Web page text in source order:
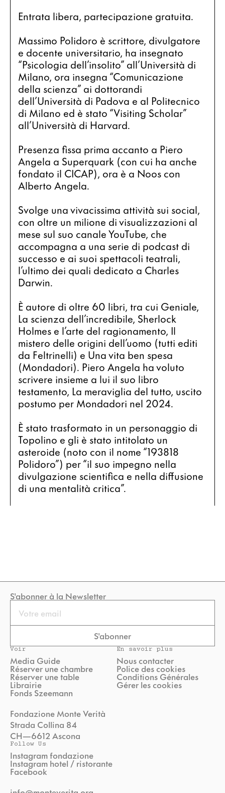
Entrata libera, partecipazione gratuita.
Massimo Polidoro è scrittore, divulgatore
e docente universitario, ha insegnato
“Psicologia dell’insolito” all’Università di
Milano, ora insegna “Comunicazione
della scienza” ai dottorandi
dell’Università di Padova e al Politecnico
di Milano ed è stato “Visiting Scholar”
all’Università di Harvard.
Presenza fissa prima accanto a Piero
Angela a Superquark (con cui ha anche
fondato il CICAP), ora è a Noos con
Alberto Angela.
Svolge una vivacissima attività sui social,
con oltre un milione di visualizzazioni al
mese sul suo canale YouTube, che
accompagna a una serie di podcast di
successo e ai suoi spettacoli teatrali,
l’ultimo dei quali dedicato a Charles
Darwin.
È autore di oltre 60 libri, tra cui Geniale,
La scienza dell’incredibile, Sherlock
Holmes e l’arte del ragionamento, Il
mistero delle origini dell’uomo (tutti editi
da Feltrinelli) e Una vita ben spesa
(Mondadori). Piero Angela ha voluto
scrivere insieme a lui il suo libro
testamento, La meraviglia del tutto, uscito
postumo per Mondadori nel 2024.
È stato trasformato in un personaggio di
Topolino e gli è stato intitolato un
asteroide (noto con il nome “193818
Polidoro”) per “il suo impegno nella
divulgazione scientifica e nella diffusione
di una mentalità critica”.
S'abonner à la Newsletter
Email
S'abonner
Voir
Media Guide
Réserver une chambre
Réserver une table
Librairie
Fonds Szeemann
En savoir plus
Nous contacter
Police des cookies
Conditions Générales
Gérer les cookies
Fondazione Monte Verità
Strada Collina 84
CH—6612 Ascona
Follow Us
Instagram fondazione
Instagram hotel / ristorante
Facebook